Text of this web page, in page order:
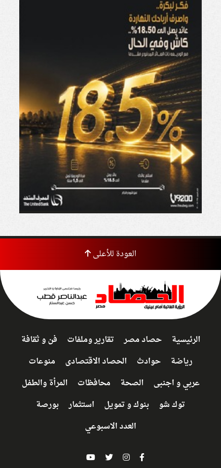
العودة للأعلى
الرئيسية حصاد مصر تقارير وملفات
فن و ثقافة
رياضة
حوادث الحصاد الاقتصادى
منوعات
عربي و اجنبى
الصحة محافظات
المرأة والطفل
توك شو
بنوك و تمويل استثمار
بورصة
العدد الاسبوعي